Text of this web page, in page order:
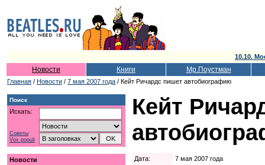
10.10.
Новости Книги Мр.Поустман
Главная / Новости / 7 мая 2007 года / Кейт Ричардс пишет автобиографию
Поиск
Искать:
Советы
Vox populi
Новости
Кейт
Дата:
7 мая 2007 года